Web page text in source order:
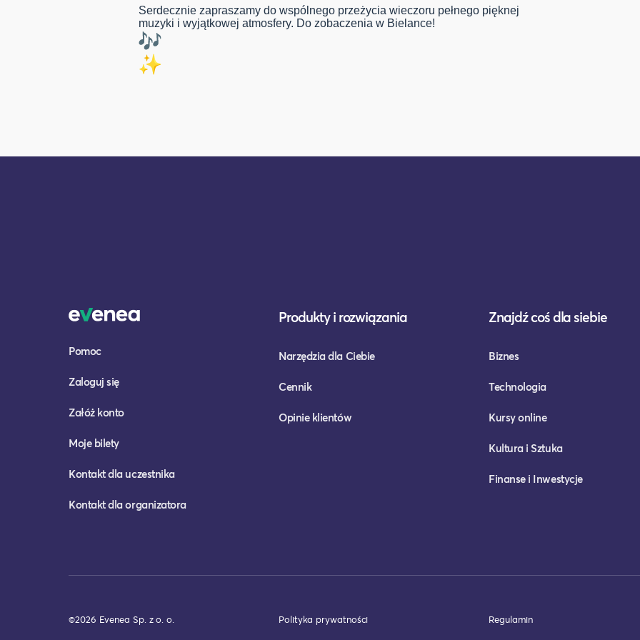
Serdecznie zapraszamy do wspólnego przeżycia wieczoru pełnego pięknej
muzyki i wyjątkowej atmosfery. Do zobaczenia w Bielance!
Pomoc
Zaloguj się
Załóż konto
Moje bilety
Kontakt dla uczestnika
Kontakt dla organizatora
Produkty i rozwiązania
Narzędzia dla Ciebie
Cennik
Opinie klientów
Znajdź coś dla siebie
Biznes
Technologia
Kursy online
Kultura i Sztuka
Finanse i Inwestycje
©2026 Evenea Sp. z o. o. Polityka prywatności Regulamin